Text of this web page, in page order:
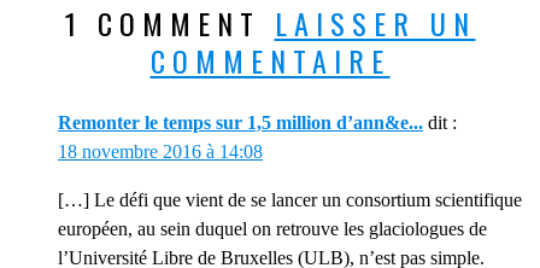
1 COMMENT LAISSER UN
COMMENTAIRE
Remonter le temps sur 1,5 million d’ann&e... dit :
18 novembre 2016 à 14:08
[…] Le défi que vient de se lancer un consortium scientifique
européen, au sein duquel on retrouve les glaciologues de
l’Université Libre de Bruxelles (ULB), n’est pas simple.